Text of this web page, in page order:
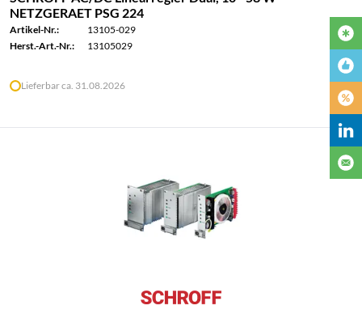
NETZGERAET PSG 224
Artikel-Nr.:
13105-029
Herst.-Art.-Nr.:
13105029
Lieferbar ca. 31.08.2026